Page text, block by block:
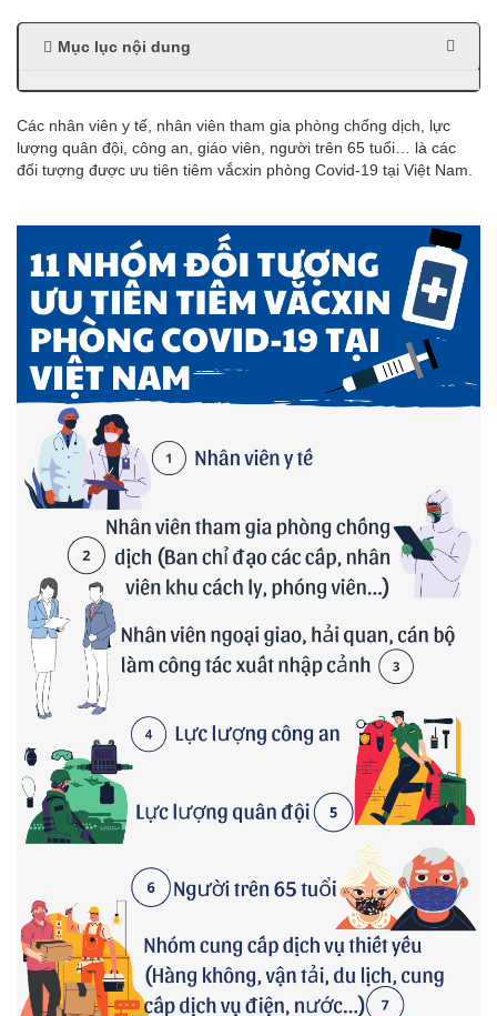
Mục lục nội dung
Các nhân viên y tế, nhân viên tham gia phòng chống dịch, lực
lượng quân đội, công an, giáo viên, người trên 65 tuổi… là các
đối tượng được ưu tiên tiêm vắcxin phòng Covid-19 tại Việt Nam.